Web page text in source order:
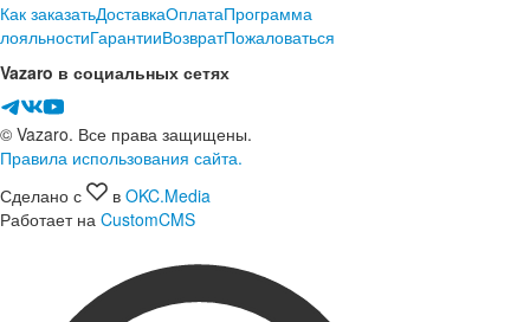
Как заказатьДоставкаОплатаПрограмма
лояльностиГарантииВозвратПожаловаться
Vazaro в социальных сетях
© Vazaro. Все права защищены.
Правила использования сайта.
Сделано с
в OKC.Media
Работает на CustomCMS